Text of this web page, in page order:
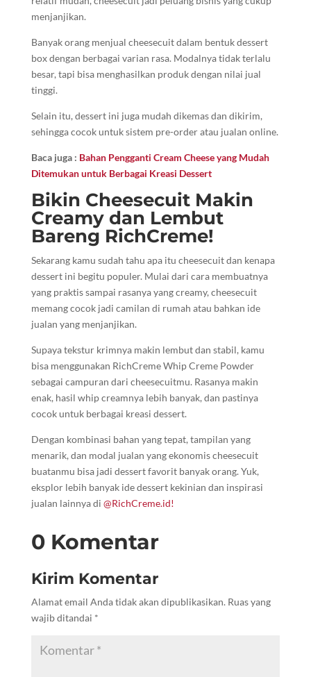
menjanjikan.
Banyak orang menjual cheesecuit dalam bentuk dessert
box dengan berbagai varian rasa. Modalnya tidak terlalu
besar, tapi bisa menghasilkan produk dengan nilai jual
tinggi.
Selain itu, dessert ini juga mudah dikemas dan dikirim,
sehingga cocok untuk sistem pre-order atau jualan online.
Baca juga : Bahan Pengganti Cream Cheese yang Mudah
Ditemukan untuk Berbagai Kreasi Dessert
Bikin Cheesecuit Makin
Creamy dan Lembut
Bareng RichCreme!
Sekarang kamu sudah tahu apa itu cheesecuit dan kenapa
dessert ini begitu populer. Mulai dari cara membuatnya
yang praktis sampai rasanya yang creamy, cheesecuit
memang cocok jadi camilan di rumah atau bahkan ide
jualan yang menjanjikan.
Supaya tekstur krimnya makin lembut dan stabil, kamu
bisa menggunakan RichCreme Whip Creme Powder
sebagai campuran dari cheesecuitmu. Rasanya makin
enak, hasil whip creamnya lebih banyak, dan pastinya
cocok untuk berbagai kreasi dessert.
Dengan kombinasi bahan yang tepat, tampilan yang
menarik, dan modal jualan yang ekonomis cheesecuit
buatanmu bisa jadi dessert favorit banyak orang. Yuk,
eksplor lebih banyak ide dessert kekinian dan inspirasi
jualan lainnya di @RichCreme.id!
0 Komentar
Kirim Komentar
Alamat email Anda tidak akan dipublikasikan. Ruas yang
wajib ditandai *